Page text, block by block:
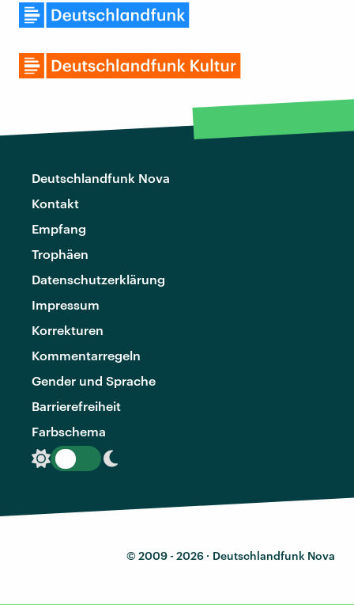
Deutschlandfunk Nova
Kontakt
Empfang
Trophäen
Datenschutzerklärung
Impressum
Korrekturen
Kommentarregeln
Gender und Sprache
Barrierefreiheit
Farbschema
© 2009 - 2026 · Deutschlandfunk Nova